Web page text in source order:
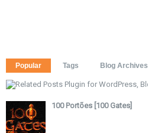
Popular Tags Blog Archives
100 Portões [100 Gates]